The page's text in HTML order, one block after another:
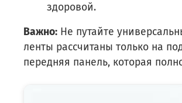
здоровой.
Важно: Не путайте
ленты рассчитаны только на
передняя панель, которая